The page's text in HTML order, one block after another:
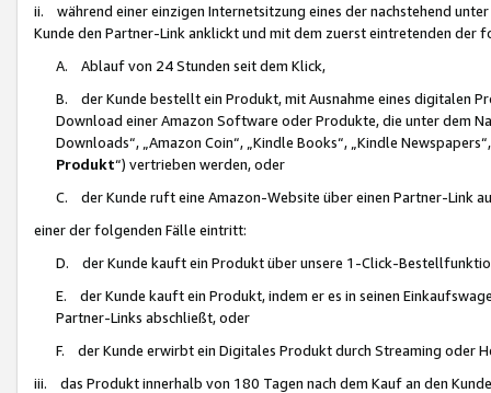
ii. während einer einzigen Internetsitzung eines der nachstehend
Kunde den Partner-Link anklickt und mit dem zuerst eintretenden der
A. Ablauf von 24 Stunden seit dem Klick,
B. der Kunde bestellt ein Produkt, mit Ausnahme eines digitalen
Download einer Amazon Software oder Produkte, die unter dem
Downloads“, „Amazon Coin“, „Kindle Books“, „Kindle
Produkt“) vertrieben werden, oder
C. der Kunde ruft eine Amazon-Website über einen Partner-Link
einer der folgenden Fälle eintritt:
D. der Kunde kauft ein Produkt über unsere 1-Click-
E. der Kunde kauft ein Produkt, indem er es in seinen
Partner-Links abschließt, oder
F. der Kunde erwirbt ein Digitales Produkt durch Streaming oder
iii. das Produkt innerhalb von 180 Tagen nach dem Kauf an den